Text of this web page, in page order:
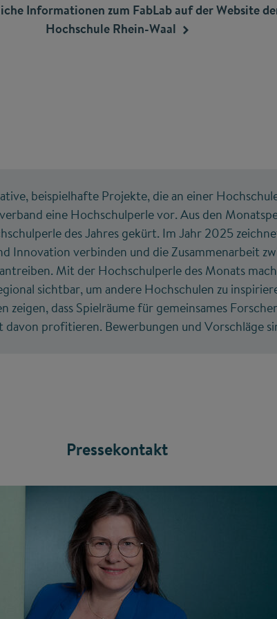
Informationen zum FabLab auf der Website
Hochschule Rhein-Waal
beispielhafte Projekte, die an einer
eine Hochschulperle vor. Aus den
des Jahres gekürt. Im Jahr 2025
Innovation verbinden und die Zusammenarbeit
Mit der Hochschulperle des Monats
sichtbar, um andere Hochschulen zu
zeigen, dass Spielräume für gemeinsames
profitieren. Bewerbungen und Vorschläge
Pressekontakt